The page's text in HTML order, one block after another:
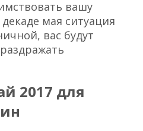
вашу
мая ситуация
вас будут
2017 для